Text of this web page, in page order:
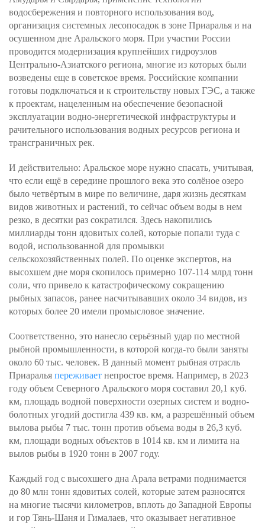
водосбережения и повторного использования вод,
организация системных лесопосадок в зоне Приаралья и на
осушенном дне Аральского моря. При участии России
проводится модернизация крупнейших гидроузлов
Центрально-Азиатского региона, многие из которых были
возведены еще в советское время. Российские компании
готовы подключаться и к строительству новых ГЭС, а также
к проектам, нацеленным на обеспечение безопасной
эксплуатации водно-энергетической инфраструктуры и
рачительного использования водных ресурсов региона и
трансграничных рек.
И действительно: Аральское море нужно спасать, учитывая,
что если ещё в середине прошлого века это солёное озеро
было четвёртым в мире по величине, даря жизнь десяткам
видов животных и растений, то сейчас объем воды в нем
резко, в десятки раз сократился. Здесь накопились
миллиарды тонн ядовитых солей, которые попали туда с
водой, использованной для промывки
сельскохозяйственных полей. По оценке экспертов, на
высохшем дне моря скопилось примерно 107-114 млрд тонн
соли, что привело к катастрофическому сокращению
рыбных запасов, ранее насчитывавших около 34 видов, из
которых более 20 имели промысловое значение.
Соответственно, это нанесло серьёзный удар по местной
рыбной промышленности, в которой когда-то были заняты
около 60 тыс. человек. В данный момент рыбная отрасль
Приаралья переживает непростое время. Например, в 2023
году объем Северного Аральского моря составил 20,1 куб.
км, площадь водной поверхности озерных систем и водно-
болотных угодий достигла 439 кв. км, а разрешённый объем
вылова рыбы 7 тыс. тонн против объема воды в 26,3 куб.
км, площади водных объектов в 1014 кв. км и лимита на
вылов рыбы в 1920 тонн в 2007 году.
Каждый год с высохшего дна Арала ветрами поднимается
до 80 млн тонн ядовитых солей, которые затем разносятся
на многие тысячи километров, вплоть до Западной Европы
и гор Тянь-Шаня и Гималаев, что оказывает негативное